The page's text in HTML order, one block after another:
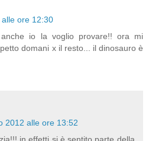
ore 12:30
io la voglio provare!! ora mi
domani x il resto... il dinosauro è
2012 alle ore 13:52
in effetti si è sentito parte della